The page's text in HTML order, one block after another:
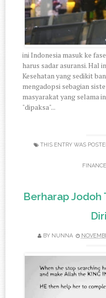
ini Indonesia masuk ke
harus sadar asuransi. Hal
Kesehatan yang sedikit
mengadopsi sebagian
masyarakat yang selama
"dipaksa"...
THIS ENTRY WAS
FINANCE
Berharap Jodoh
BY NUNNA